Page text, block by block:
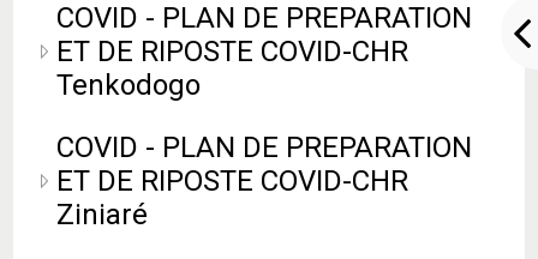
COVID - PLAN DE PREPARATION
ET DE RIPOSTE COVID-CHR
Tenkodogo
COVID - PLAN DE PREPARATION
ET DE RIPOSTE COVID-CHR
Ziniaré